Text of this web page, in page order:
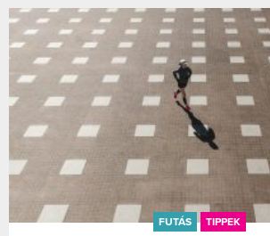
FUTÁS TIPPEK